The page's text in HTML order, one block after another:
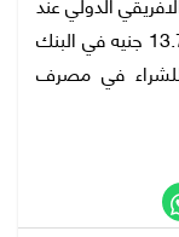
13.81 جنيه، وسجل أقل سعر للشراء عند 13.72 جنيه في البنك
في مصرف